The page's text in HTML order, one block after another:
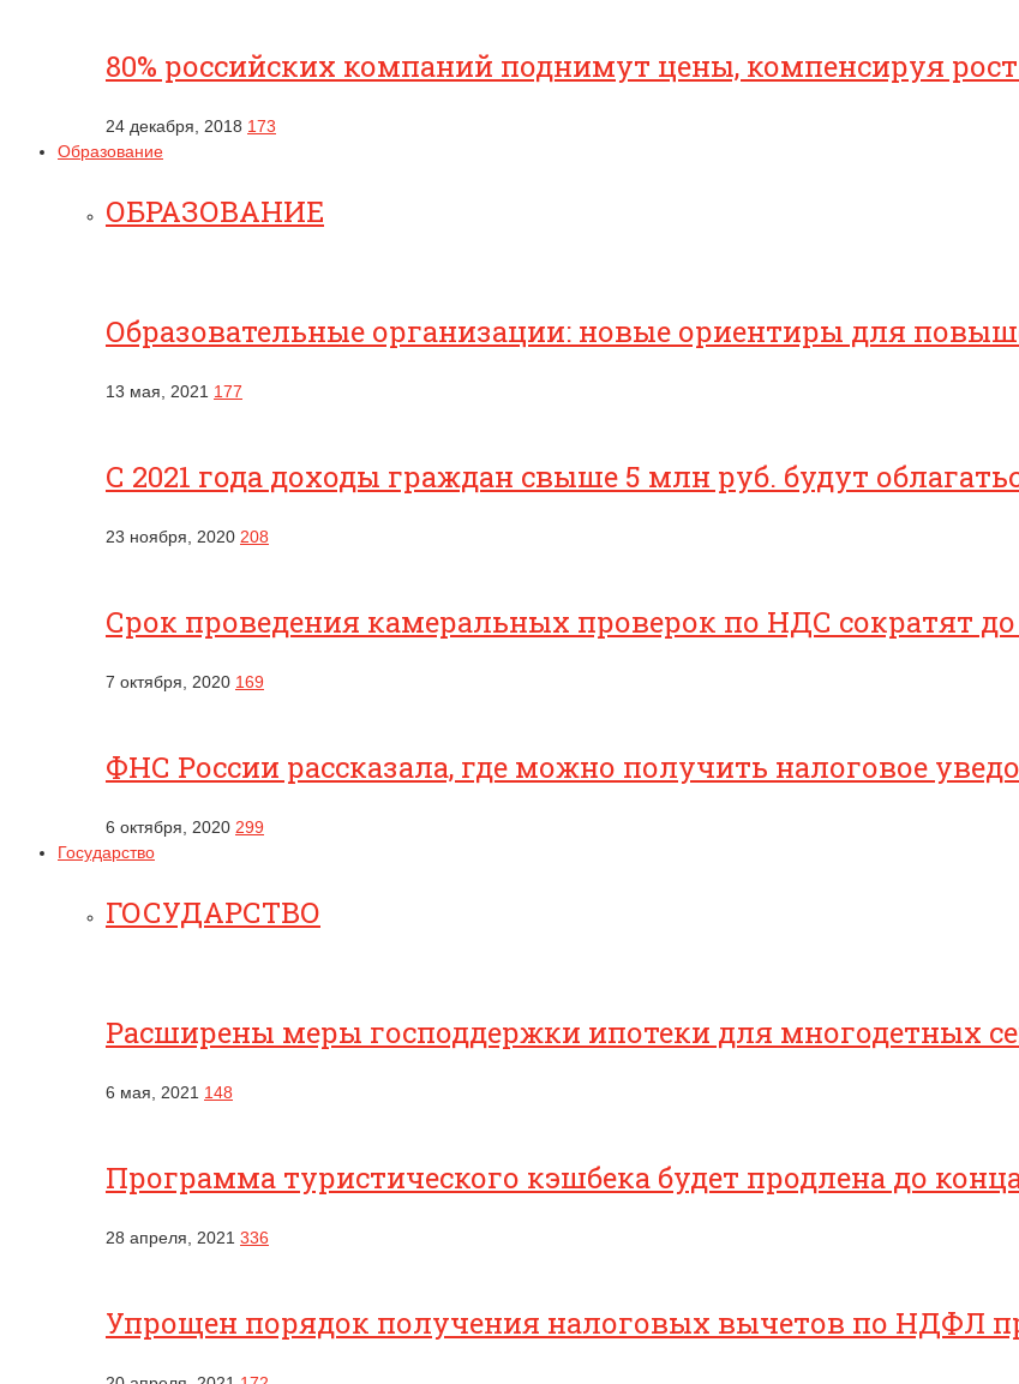
80% российских компаний поднимут цены, компенсируя
24 декабря, 2018 173
Образование
ОБРАЗОВАНИЕ
Образовательные организации: новые ориентиры для
13 мая, 2021 177
С 2021 года доходы граждан свыше 5 млн руб. будут
23 ноября, 2020 208
Срок проведения камеральных проверок по НДС сократят
7 октября, 2020 169
ФНС России рассказала, где можно получить налоговое
6 октября, 2020 299
Государство
ГОСУДАРСТВО
Расширены меры господдержки ипотеки для многодетных
6 мая, 2021 148
Программа туристического кэшбека будет продлена до
28 апреля, 2021 336
Упрощен порядок получения налоговых вычетов по НДФЛ